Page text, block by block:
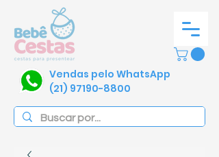
Vendas pelo WhatsApp
(21) 97190-8800